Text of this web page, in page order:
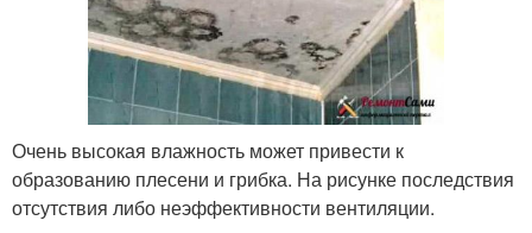
Очень высокая влажность может привести к
образованию плесени и грибка. На рисунке последствия
отсутствия либо неэффективности вентиляции.